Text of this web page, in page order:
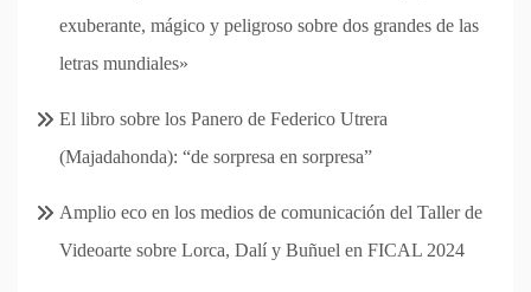
exuberante, mágico y peligroso sobre dos grandes de las
letras mundiales»
El libro sobre los Panero de Federico Utrera
(Majadahonda): “de sorpresa en sorpresa”
Amplio eco en los medios de comunicación del Taller de
Videoarte sobre Lorca, Dalí y Buñuel en FICAL 2024